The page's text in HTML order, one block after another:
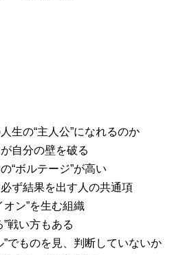
生の“主人公”になれるのか
自分の壁を破る
“ボルテージ”が高い
ず結果を出す人の共通項
ン”を生む組織
戦い方もある
でものを見、判断していないか